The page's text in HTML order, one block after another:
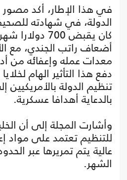
في هذا الإطار، أكد
الدولة، في شهادته
كان يقبض 700
أضعاف راتب الجندي، مع
معدات عمله وإعفائه من
دفع هذا التأثير الهام
تنظيم الدولة بالأمريكيين
بالدعاية أهدافا عسكرية.
وأشارت المجلة إلى أن
للتنظيم تعتمد على مواد
عالية يتم تمريرها عبر
الشهر.